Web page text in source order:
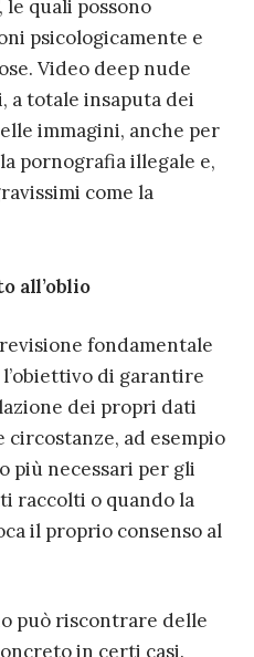
le quali possono
psicologicamente e
Video deep nude
a totale insaputa dei
immagini, anche per
pornografia illegale e,
come la
all’oblio
fondamentale
di garantire
dei propri dati
ad esempio
più necessari per gli
raccolti o quando la
il proprio consenso al
può riscontrare delle
in certi casi.